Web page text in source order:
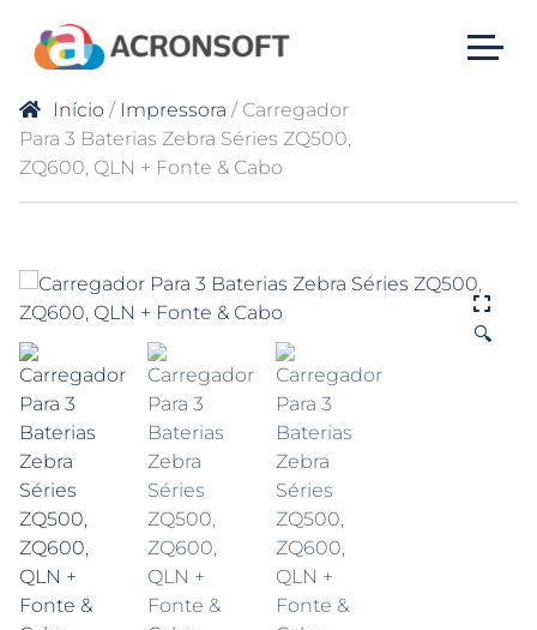
Início / Impressora / Carregador
Para 3 Baterias Zebra Séries ZQ500,
ZQ600, QLN + Fonte & Cabo
🔍